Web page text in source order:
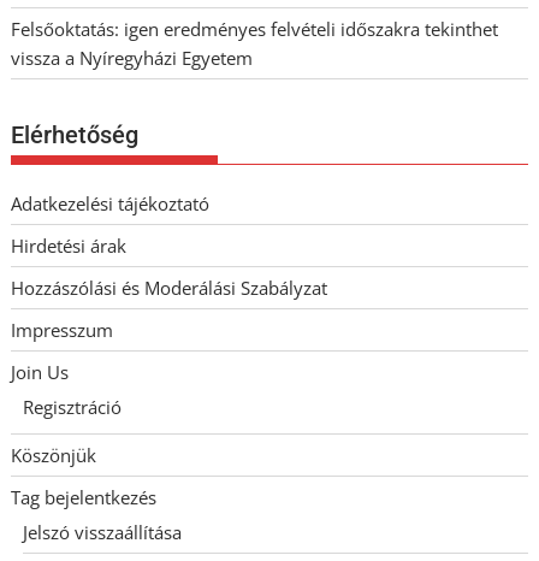
Felsőoktatás: igen eredményes felvételi időszakra tekinthet
vissza a Nyíregyházi Egyetem
Elérhetőség
Adatkezelési tájékoztató
Hirdetési árak
Hozzászólási és Moderálási Szabályzat
Impresszum
Join Us
Regisztráció
Köszönjük
Tag bejelentkezés
Jelszó visszaállítása